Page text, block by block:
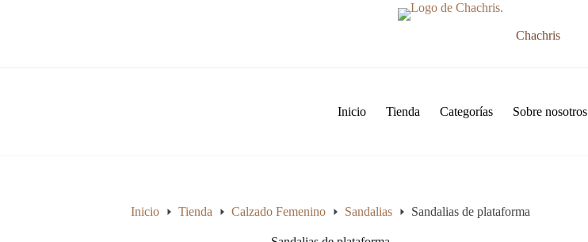
Chachris
Inicio Tienda Categorías Sobre nosotros
Inicio Tienda Calzado Femenino Sandalias Sandalias de plataforma